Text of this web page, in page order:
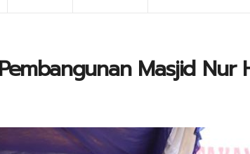
Masjid Nur